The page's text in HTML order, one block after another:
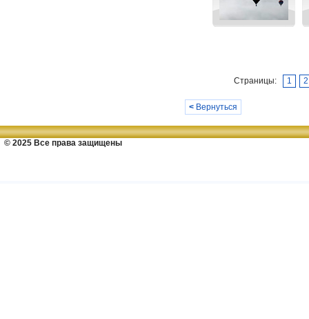
Страницы: 1 2
< Вернуться
© 2025 Все права защищены